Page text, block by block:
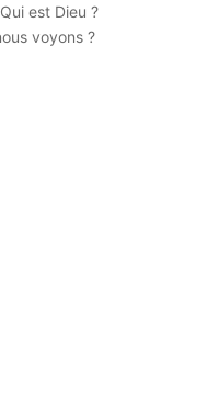
est Dieu ?
voyons ?